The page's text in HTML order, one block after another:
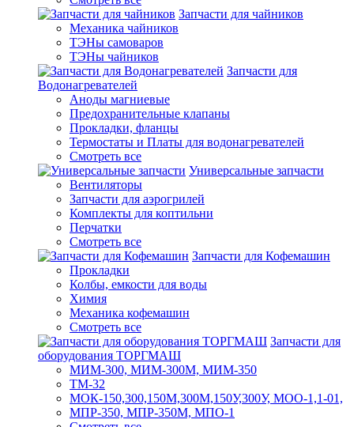
Запчасти для чайников
Механика чайников
ТЭНы самоваров
ТЭНы чайников
Запчасти для
Водонагревателей
Аноды магниевые
Предохранительные клапаны
Прокладки, фланцы
Термостаты и Платы для водонагревателей
Смотреть все
Универсальные запчасти
Вентиляторы
Запчасти для аэрогрилей
Комплекты для коптильни
Перчатки
Смотреть все
Запчасти для Кофемашин
Прокладки
Колбы, емкости для воды
Химия
Механика кофемашин
Смотреть все
Запчасти для
оборудования ТОРГМАШ
МИМ-300, МИМ-300М, МИМ-350
ТМ-32
МОК-150,300,150М,300М,150У,300У, МОО-1,1-01,
МПР-350, МПР-350М, МПО-1